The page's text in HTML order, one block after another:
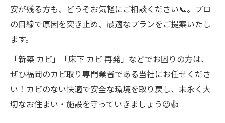
安が残る方も、どうぞお気軽にご相談ください📞。プロ
の目線で原因を突き止め、最適なプランをご提案いたし
ます。
「新築 カビ」「床下 カビ 再発」などでお困りの方は、
ぜひ福岡のカビ取り専門業者である当社にお任せくださ
い！カビのない快適で安全な環境を取り戻し、末永く大
切なお住まい・施設を守っていきましょう😉👍